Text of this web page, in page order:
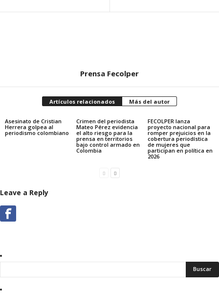
Prensa Fecolper
Artículos relacionados Más del autor
Asesinato de Cristian
Herrera golpea al
periodismo colombiano
Crimen del periodista
Mateo Pérez evidencia
el alto riesgo para la
prensa en territorios
bajo control armado en
Colombia
FECOLPER lanza
proyecto nacional para
romper prejuicios en la
cobertura periodística
de mujeres que
participan en política en
2026
Leave a Reply